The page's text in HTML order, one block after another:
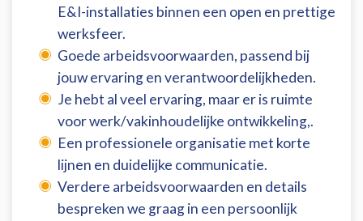
E&I-installaties binnen een open en prettige
werksfeer.
Goede arbeidsvoorwaarden, passend bij
jouw ervaring en verantwoordelijkheden.
Je hebt al veel ervaring, maar er is ruimte
voor werk/vakinhoudelijke ontwikkeling,.
Een professionele organisatie met korte
lijnen en duidelijke communicatie.
Verdere arbeidsvoorwaarden en details
bespreken we graag in een persoonlijk